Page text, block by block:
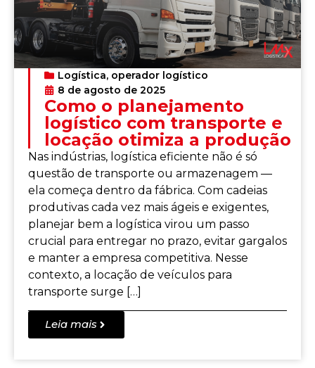
Logística, operador logístico
8 de agosto de 2025
Como o planejamento
logístico com transporte e
locação otimiza a produção
Nas indústrias, logística eficiente não é só
questão de transporte ou armazenagem —
ela começa dentro da fábrica. Com cadeias
produtivas cada vez mais ágeis e exigentes,
planejar bem a logística virou um passo
crucial para entregar no prazo, evitar gargalos
e manter a empresa competitiva. Nesse
contexto, a locação de veículos para
transporte surge […]
Leia mais